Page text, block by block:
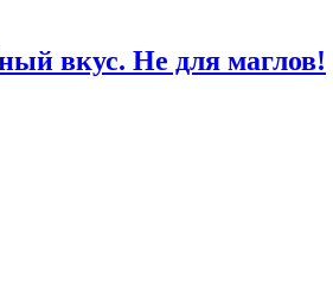
вкус. Не для маглов!